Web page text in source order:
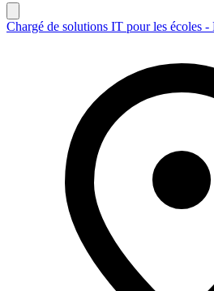
Chargé de solutions IT pour les écoles